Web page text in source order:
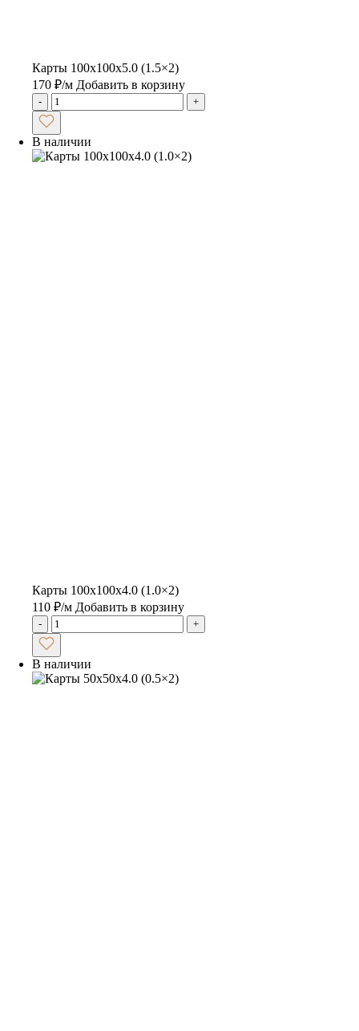
Карты 100x100x5.0 (1.5×2)
170 ₽/м Добавить в корзину
- +
В наличии
Карты 100х100х4.0 (1.0×2)
110 ₽/м Добавить в корзину
- +
В наличии